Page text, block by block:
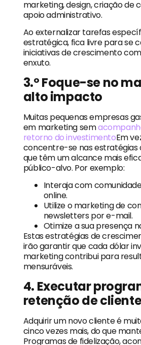
marketing, design, criação de
apoio administrativo.
Ao externalizar tarefas
estratégica, fica livre para se
iniciativas de crescimento
enxuto.
3.º Foque-se no
alto impacto
Muitas pequenas empresas
em marketing sem
retorno do investimentoEm
concentre-se nas
que têm um alcance mais
público-alvo. Por exemplo:
Interaja com
online.
Utilize o marketing de
newsletters por e-mail.
Otimize a sua presença
Estas estratégias de
irão garantir que cada dólar
marketing contribui para
mensuráveis.
4. Executar
retenção de
Adquirir um novo cliente é
cinco vezes mais, do que
Programas de fidelização,